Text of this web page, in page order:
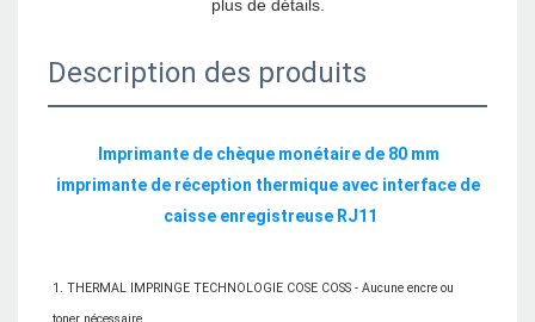
Description des produits
Imprimante de chèque monétaire de 80 mm
imprimante de réception thermique avec interface de
1. THERMAL IMPRINGE TECHNOLOGIE COSE COSS - Aucune encre ou
toner nécessaire